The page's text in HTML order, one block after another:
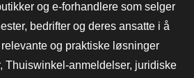
og e-forhandlere som selger
bedrifter og deres ansatte i å
og praktiske løsninger
Thuiswinkel-anmeldelser, juridiske